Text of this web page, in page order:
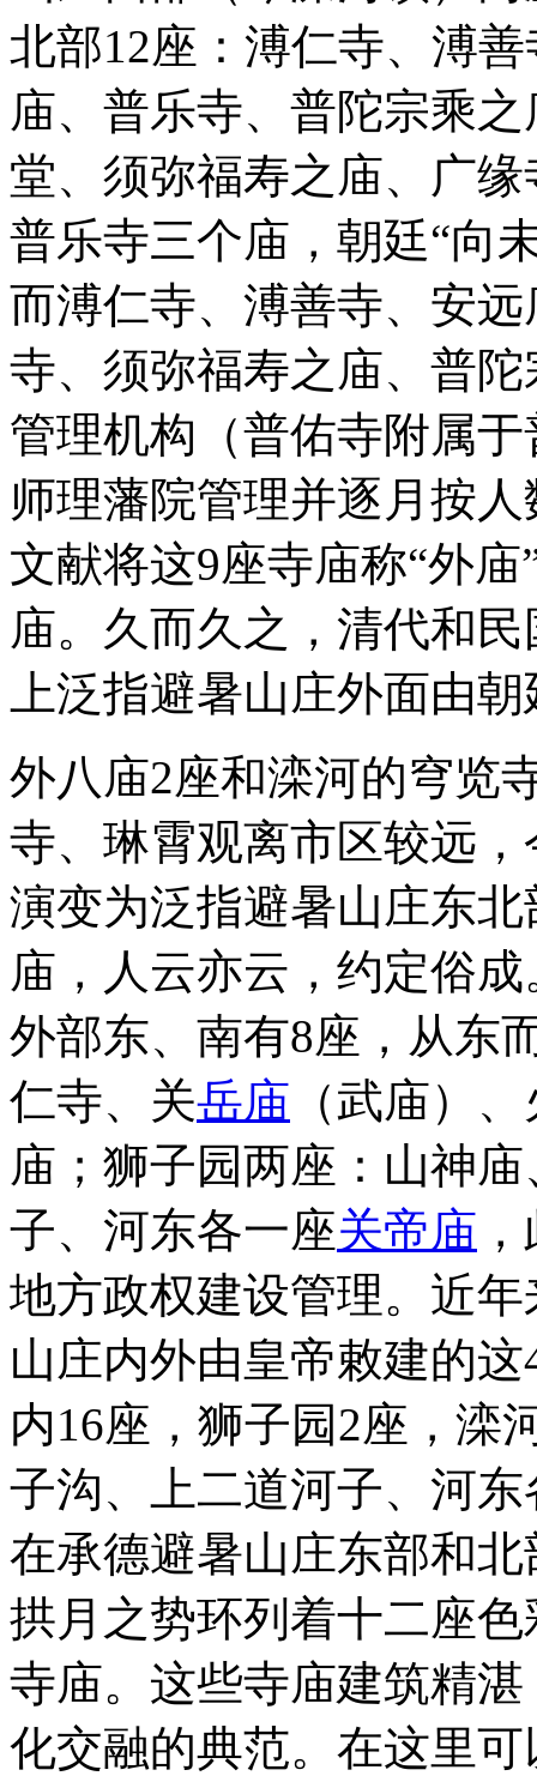
北部12座：溥仁寺、溥
庙、普乐寺、普陀宗乘
堂、须弥福寿之庙、广
普乐寺三个庙，朝廷“向
而溥仁寺、溥善寺、安
寺、须弥福寿之庙、普
管理机构（普佑寺附属
师理藩院管理并逐月按
文献将这9座寺庙称“外
庙。久而久之，清代和
上泛指避暑山庄外面由
外八庙2座和滦河的穹览
寺、琳霄观离市区较远
演变为泛指避暑山庄东
庙，人云亦云，约定俗
外部东、南有8座，从东
仁寺、关岳庙 （武庙）
庙；狮子园两座：山神
子、河东各一座关帝庙
地方政权建设管理。近
山庄内外由皇帝敕建的
内16座，狮子园2座，滦
子沟、上二道河子、河
在承德避暑山庄东部和
拱月之势环列着十二座
寺庙。这些寺庙建筑精
化交融的典范。在这里